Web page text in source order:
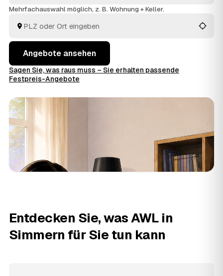
Haushaltsauflösungwird alles fachgerecht ausgeräumt
Blick.
Mehrfachauswahl möglich, z. B. Wohnung + Keller.
Angebote ansehen
Sagen Sie, was raus muss – Sie erhalten passende
Festpreis-Angebote
Entdecken Sie, was AWL in
Simmern für Sie tun kann